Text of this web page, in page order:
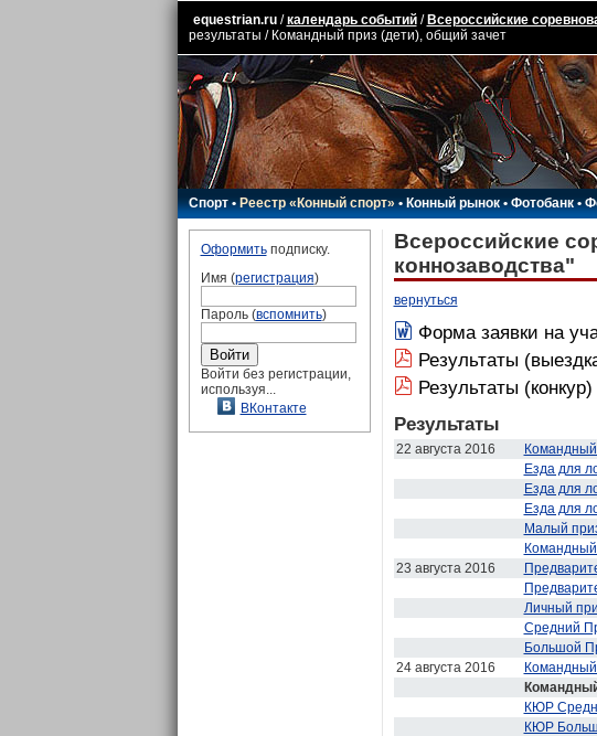
equestrian.ru/календарь событий/ Всероссийские
результаты / Командный приз (дети), общий зачет
Спорт•Реестр «Конный спорт»•Конный рынок•Фотобанк •
Оформитьподписку.
Имя (регистрация)
Пароль (вспомнить)
Войти без регистрации,
используя...
ВКонтакте
Всероссийские
коннозаводства"
вернуться
Форма заявки на
Результаты
Результаты (конкур)
Результаты
22 августа 2016
Езда для
Езда для
Езда для
Малый
23 августа 2016
Личный
Средний
Большой
24 августа 2016
КЮР
КЮР